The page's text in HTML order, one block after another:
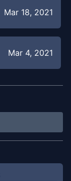
Mar 18, 2021
Mar 4, 2021